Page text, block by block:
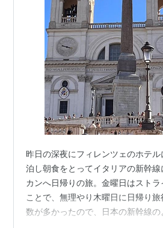
昨日の深夜にフィレンツェのホテル
泊し朝食をとってイタリアの新幹
カンへ日帰りの旅。金曜日はスト
ことで、無理やり木曜日に日帰り
数が多かったので、日本の新幹線の